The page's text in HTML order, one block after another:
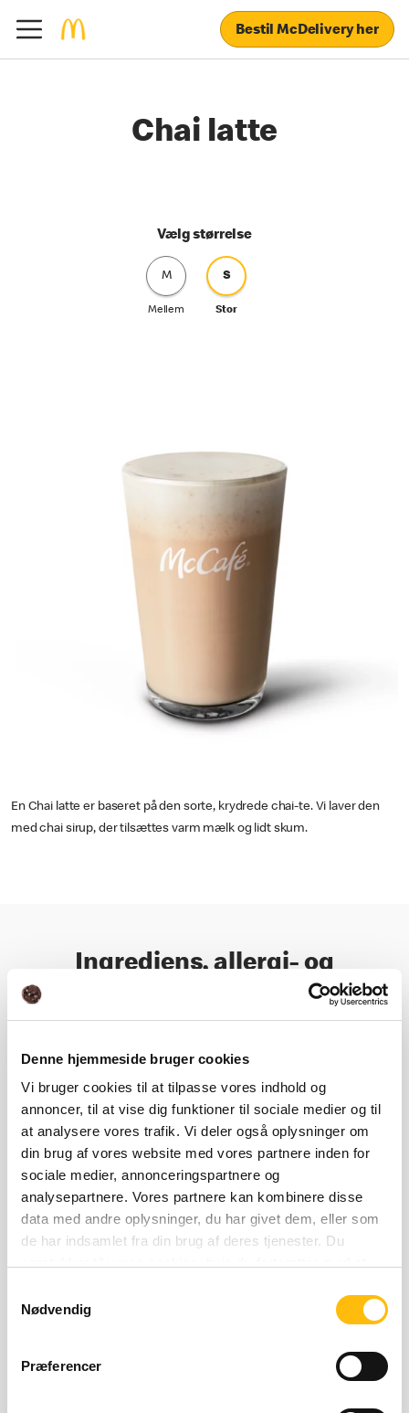
Denne hjemmeside bruger cookies
Vi bruger cookies til at tilpasse vores indhold og
annoncer, til at vise dig funktioner til sociale medier og til
at analysere vores trafik. Vi deler også oplysninger om
din brug af vores website med vores partnere inden for
sociale medier, annonceringspartnere og
analysepartnere. Vores partnere kan kombinere disse
data med andre oplysninger, du har givet dem, eller som
de har indsamlet fra din brug af deres tjenester. Du
Nødvendig
Præferencer
Bestil McDelivery her
Chai latte
Vælg størrelse
M
Mellem
S
Stor
En Chai latte er baseret på den sorte, krydrede chai-te. Vi laver den
med chai sirup, der tilsættes varm mælk og lidt skum.
Ingrediens, allergi- og
næringsoplysning
Næringsindhold
Ingrediens- og allergioplysning
Næringsberegner
Relaterede produkter